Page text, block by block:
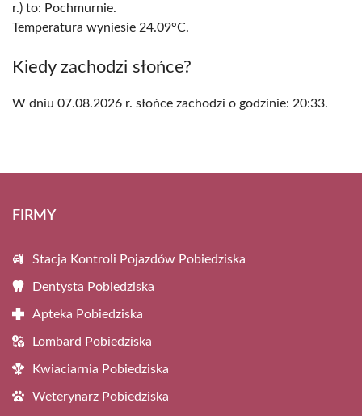
r.) to: Pochmurnie.
Temperatura wyniesie 24.09°C.
Kiedy zachodzi słońce?
W dniu 07.08.2026 r. słońce zachodzi o godzinie: 20:33.
FIRMY
Stacja Kontroli Pojazdów Pobiedziska
Dentysta Pobiedziska
Apteka Pobiedziska
Lombard Pobiedziska
Kwiaciarnia Pobiedziska
Weterynarz Pobiedziska